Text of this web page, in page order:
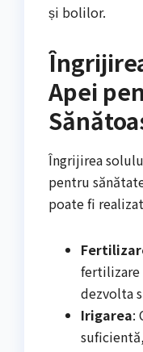
și bolilor.
Apei
Îngrijirea
pentru
poate fi
fertilizare
dezvolta
Irigarea: